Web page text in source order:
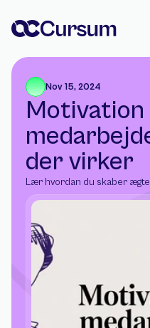
Nov 15, 2024
Motivation
der virker
Lær hvordan du skaber